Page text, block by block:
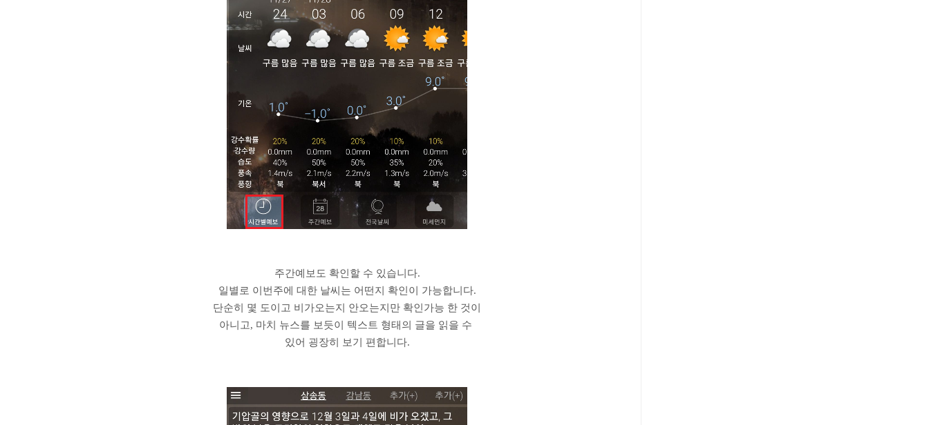
주간예보도 확인할 수 있습니다.
일별로 이번주에 대한 날씨는 어떤지 확인이 가능합니다.
단순히 몇 도이고 비가오는지 안오는지만 확인가능 한 것이
아니고, 마치 뉴스를 보듯이 텍스트 형태의 글을 읽을 수
있어 굉장히 보기 편합니다.